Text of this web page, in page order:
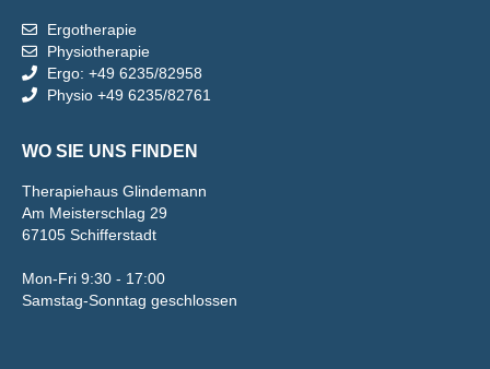
Ergotherapie
Physiotherapie
Ergo: +49 6235/82958
Physio +49 6235/82761
WO SIE UNS FINDEN
Therapiehaus Glindemann
Am Meisterschlag 29
67105 Schifferstadt
Mon-Fri 9:30 - 17:00
Samstag-Sonntag geschlossen